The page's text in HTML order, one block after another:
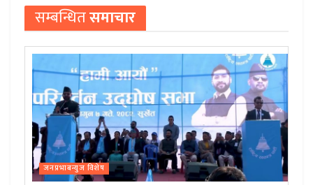
सम्बन्धितसमाचार
जनप्रभाबन्युज विशेष